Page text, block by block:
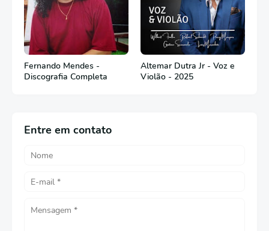
Fernando Mendes -
Discografia Completa
Altemar Dutra Jr - Voz e
Violão - 2025
Entre em contato